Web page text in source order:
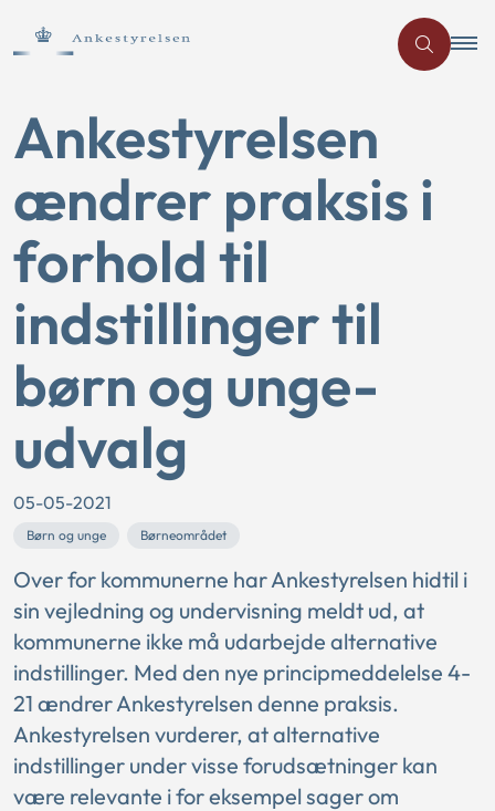
Ankestyrelsen
ændrer praksis i
forhold til
indstillinger til
børn og unge-
udvalg
05-05-2021
Børn og unge Børneområdet
Over for kommunerne har Ankestyrelsen hidtil i
sin vejledning og undervisning meldt ud, at
kommunerne ikke må udarbejde alternative
indstillinger. Med den nye principmeddelelse 4-
21 ændrer Ankestyrelsen denne praksis.
Ankestyrelsen vurderer, at alternative
indstillinger under visse forudsætninger kan
være relevante i for eksempel sager om